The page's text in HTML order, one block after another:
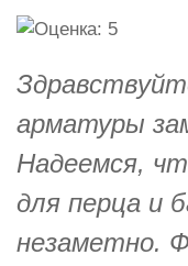
арматуры
Надеемся,
для перца и
незаметно.